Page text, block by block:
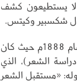
لا يستطيعون كشف
شكسبير وكيتس.
أما الجزء الثاني من كتاب آرنولد في النقد، فقد نُشر بعد وفاته عام 1888م حيث كان
الشعر)، الذي
«مستقبل الشعر